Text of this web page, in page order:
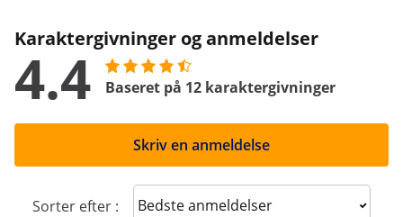
Karaktergivninger og anmeldelser
4.4 Baseret på 12 karaktergivninger
Skriv en anmeldelse
Sorter efter : Sort reviews